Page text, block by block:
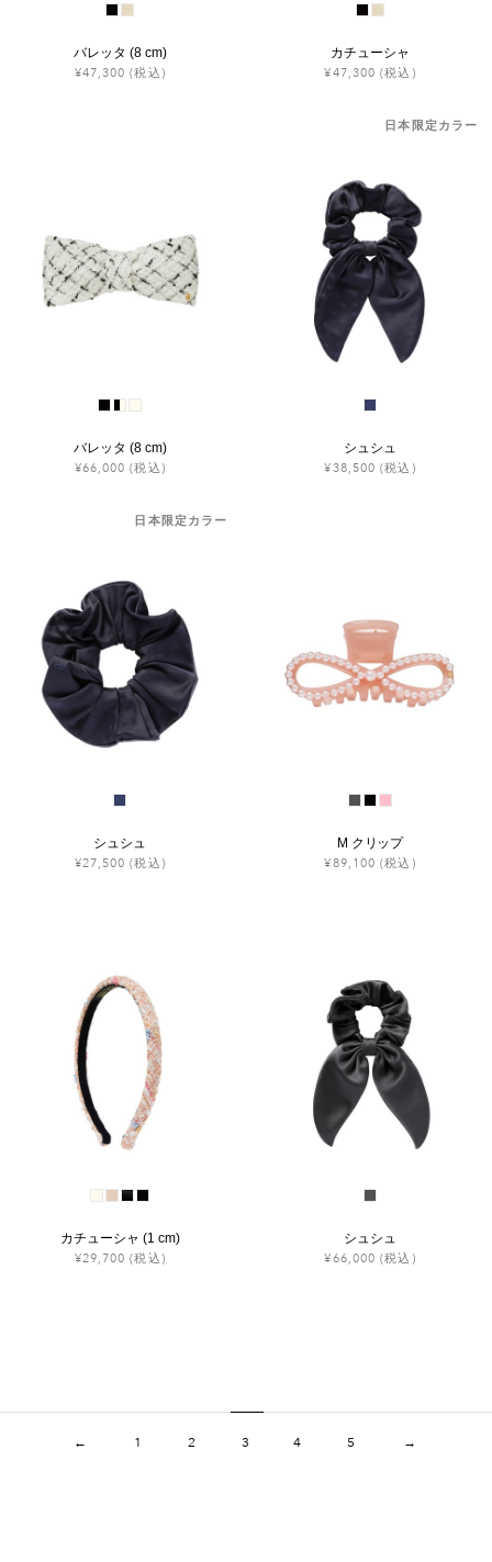
バレッタ (8 cm)
¥47,300 (税込)
カチューシャ
¥47,300 (税込)
バレッタ (8 cm)
¥66,000 (税込)
日本限定カラー
シュシュ
¥38,500 (税込)
日本限定カラー
シュシュ
¥27,500 (税込)
M クリップ
¥89,100 (税込)
カチューシャ (1 cm)
¥29,700 (税込)
シュシュ
¥66,000 (税込)
← 1 2 3 4 5 →